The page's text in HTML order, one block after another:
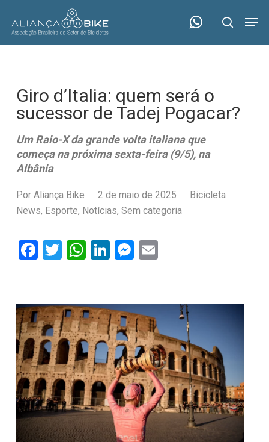
main
search
Giro d’Italia: quem será o
sucessor de Tadej Pogacar?
Um Raio-X da grande volta italiana que
começa na próxima sexta-feira (9/5), na
Albânia
Por Aliança Bike 2 de maio de 2025
Bicicleta
News, Esporte, Notícias, Sem categoria
Facebook
Twitter
WhatsApp
LinkedIn
Messenger
Email